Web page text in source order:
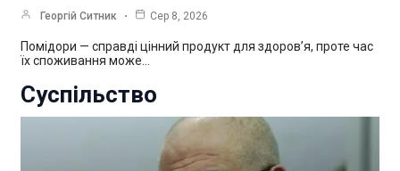
Георгій Ситник Сер 8, 2026
Помідори — справді цінний продукт для здоров’я, проте час
їх споживання може…
Суспільство